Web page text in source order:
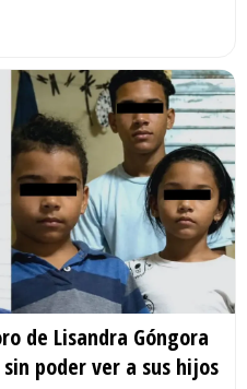
de Lisandra Góngora
poder ver a sus hijos